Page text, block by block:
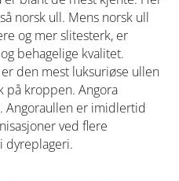
norsk ull. Mens norsk ull
og mer slitesterk, er
behagelige kvalitet.
den mest luksuriøse ullen
på kroppen. Angora
Angoraullen er imidlertid
ved flere
dyreplageri.